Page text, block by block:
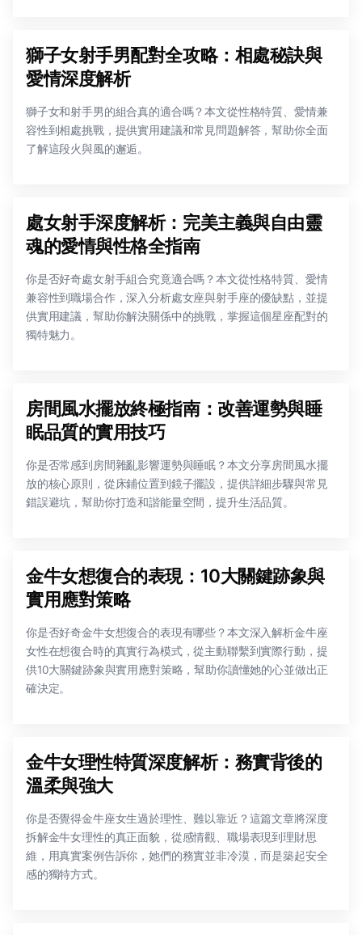
獅子女射手男配對全攻略：相處秘訣與
愛情深度解析
獅子女和射手男的組合真的適合嗎？本文從性格特質、愛情兼
容性到相處挑戰，提供實用建議和常見問題解答，幫助你全面
了解這段火與風的邂逅。
處女射手深度解析：完美主義與自由靈
魂的愛情與性格全指南
你是否好奇處女射手組合究竟適合嗎？本文從性格特質、愛情
兼容性到職場合作，深入分析處女座與射手座的優缺點，並提
供實用建議，幫助你解決關係中的挑戰，掌握這個星座配對的
獨特魅力。
房間風水擺放終極指南：改善運勢與睡
眠品質的實用技巧
你是否常感到房間雜亂影響運勢與睡眠？本文分享房間風水擺
放的核心原則，從床鋪位置到鏡子擺設，提供詳細步驟與常見
錯誤避坑，幫助你打造和諧能量空間，提升生活品質。
金牛女想復合的表現：10大關鍵跡象與
實用應對策略
你是否好奇金牛女想復合的表現有哪些？本文深入解析金牛座
女性在想復合時的真實行為模式，從主動聯繫到實際行動，提
供10大關鍵跡象與實用應對策略，幫助你讀懂她的心並做出正
確決定。
金牛女理性特質深度解析：務實背後的
溫柔與強大
你是否覺得金牛座女生過於理性、難以靠近？這篇文章將深度
拆解金牛女理性的真正面貌，從感情觀、職場表現到理財思
維，用真實案例告訴你，她們的務實並非冷漠，而是築起安全
感的獨特方式。